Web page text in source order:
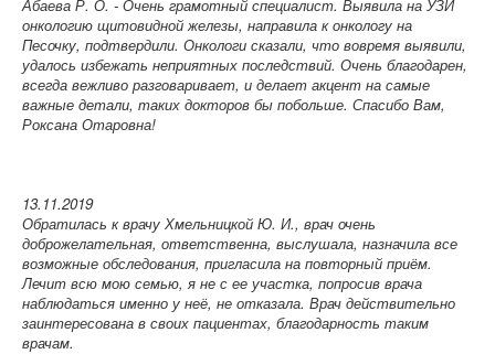
Абаева Р. О. - Очень грамотный специалист. Выявила на УЗИ
онкологию щитовидной железы, направила к онкологу на
Песочку, подтвердили. Онкологи сказали, что вовремя выявили,
удалось избежать неприятных последствий. Очень благодарен,
всегда вежливо разговаривает, и делает акцент на самые
важные детали, таких докторов бы побольше. Спасибо Вам,
Роксана Отаровна!
13.11.2019
Обратилась к врачу Хмельницкой Ю. И., врач очень
доброжелательная, ответственна, выслушала, назначила все
возможные обследования, пригласила на повторный приём.
Лечит всю мою семью, я не с ее участка, попросив врача
наблюдаться именно у неё, не отказала. Врач действительно
заинтересована в своих пациентах, благодарность таким
врачам.